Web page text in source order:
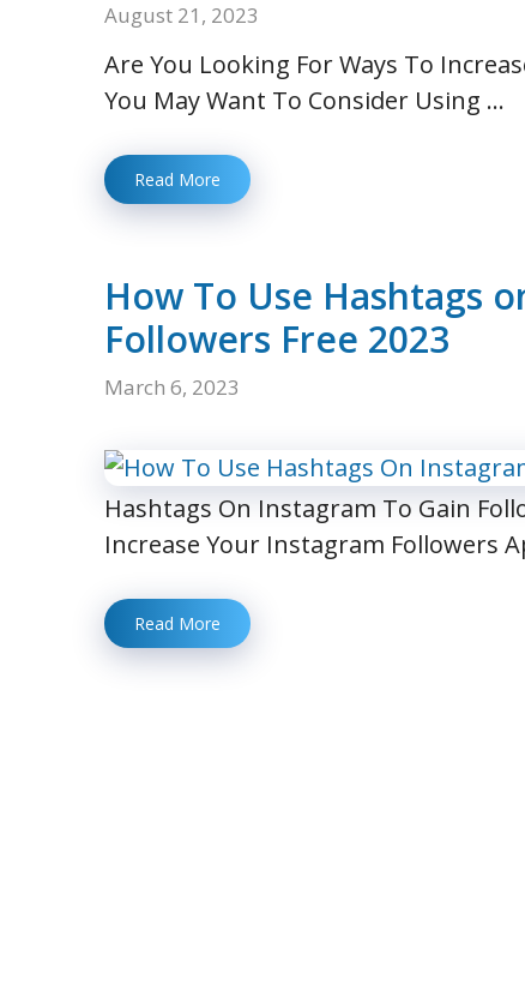
August 21, 2023
Are You Looking For Ways To
You May Want To Consider Using …
Read More
How To Use Hashtags
Followers Free 2023
March 6, 2023
Hashtags On Instagram To Gain
Increase Your Instagram Followers
Read More